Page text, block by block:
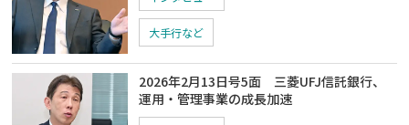
大手行など
2026年2月13日号5面 三菱UFJ信託銀行、
運用・管理事業の成長加速